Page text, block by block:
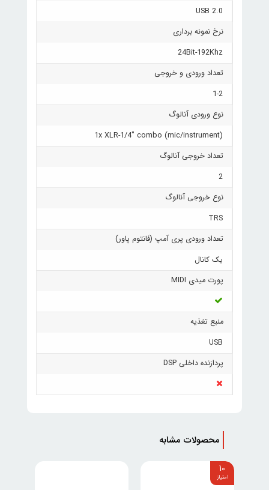
USB 2.0
نرخ نمونه برداری
24Bit-192Khz
تعداد ورودی و خروجی
1-2
نوع ورودی آنالوگ
1x XLR-1/4" combo (mic/instrument)
تعداد خروجی آنالوگ
2
نوع خروجی آنالوگ
TRS
تعداد ورودی پری آمپ (فانتوم پاور)
یک کانال
پورت میدی MIDI
منبع تغذیه
USB
پردازنده داخلی DSP
محصولات مشابه
10